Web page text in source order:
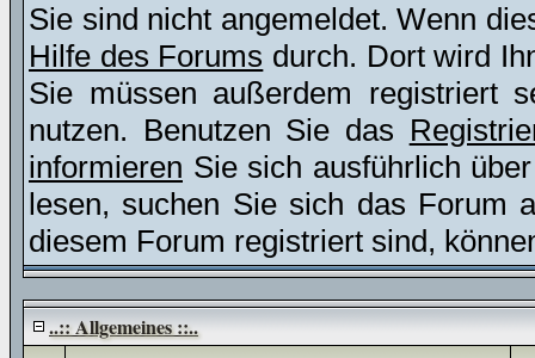
Sie sind nicht angemeldet. Wenn
Hilfe des Forums durch. Dort wird
Sie müssen außerdem registriert
nutzen. Benutzen Sie das
informieren Sie sich ausführlich
lesen, suchen Sie sich das Forum
diesem Forum registriert sind,
..:: Allgemeines ::..